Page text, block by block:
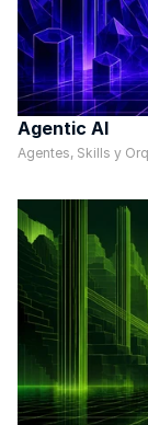
Agentic AI
Agentes, Skills y